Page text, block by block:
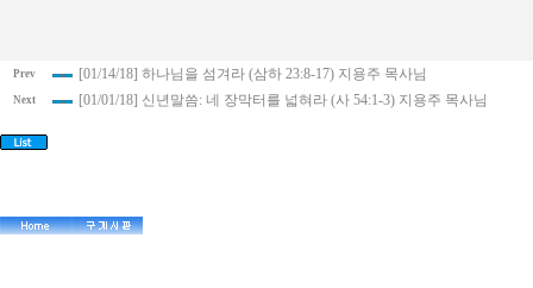
Prev [01/14/18] 하나님을 섬겨라 (삼하 23:8-17) 지용주 목사님
Next [01/01/18] 신년말씀: 네 장막터를 넓혀라 (사 54:1-3) 지용주 목사님